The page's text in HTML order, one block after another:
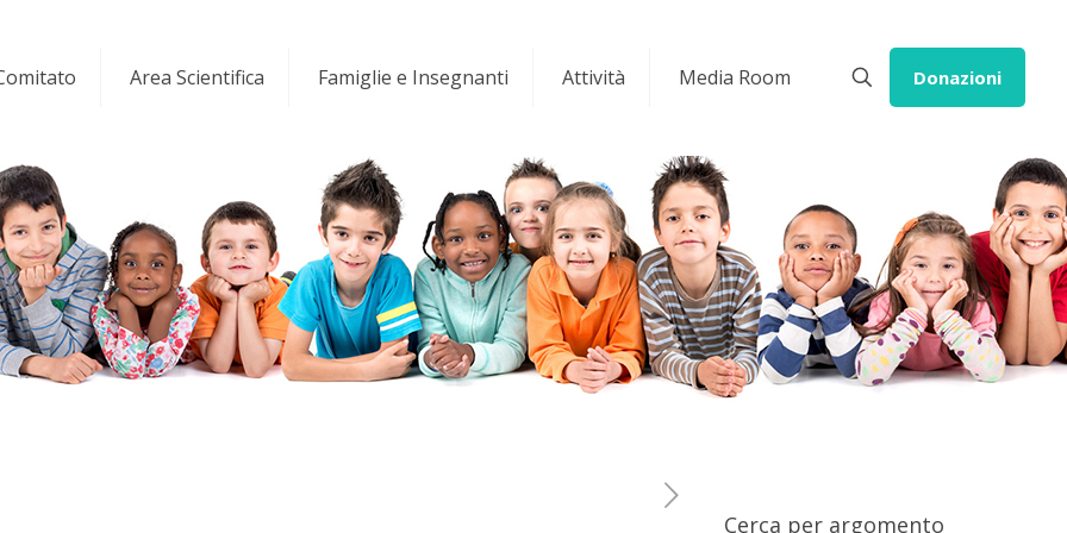
Area Scientifica Famiglie e Insegnanti Attività Media Room Donazioni
Cerca per argomento